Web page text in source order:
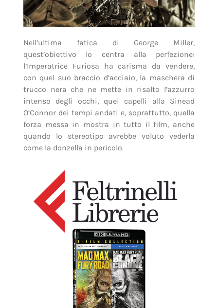
Nell’ultima fatica di George Miller,
quest’obiettivo lo centra alla perfezione:
l’Imperatrice Furiosa ha carisma da vendere,
con quel suo braccio d’acciaio, la maschera di
trucco nera che ne mette in risalto l’azzurro
intenso degli occhi, quei capelli alla Sinead
O’Connor dei tempi andati e, soprattutto, quella
forza messa in mostra in tutto il film, anche
quando lo stereotipo avrebbe voluto vederla
come la donzella in pericolo.